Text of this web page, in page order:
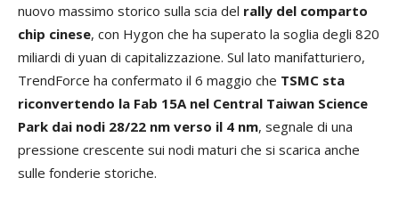
nuovo massimo storico sulla scia del rally del comparto
chip cinese, con Hygon che ha superato la soglia degli 820
miliardi di yuan di capitalizzazione. Sul lato manifatturiero,
TrendForce ha confermato il 6 maggio che TSMC sta
riconvertendo la Fab 15A nel Central Taiwan Science
Park dai nodi 28/22 nm verso il 4 nm, segnale di una
pressione crescente sui nodi maturi che si scarica anche
sulle fonderie storiche.